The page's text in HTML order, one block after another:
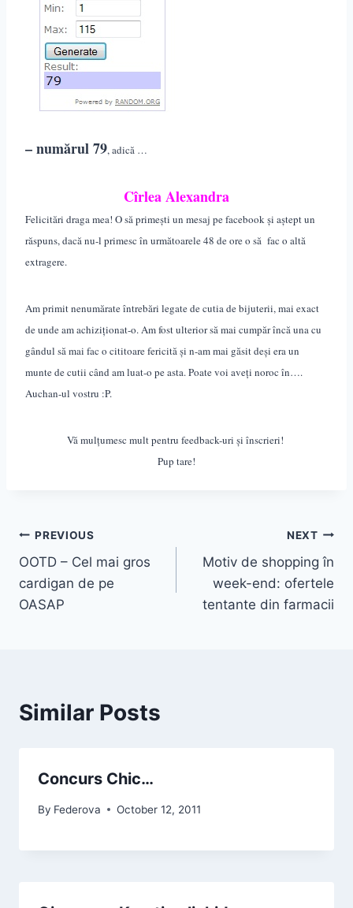
– numărul 79, adică …
Cîrlea Alexandra
Felicitări draga mea! O să primești un mesaj pe facebook și aștept un
răspuns, dacă nu-l primesc în următoarele 48 de ore o să fac o altă
extragere.
Am primit nenumărate întrebări legate de cutia de bijuterii, mai exact
de unde am achiziționat-o. Am fost ulterior să mai cumpăr încă una cu
gândul să mai fac o cititoare fericită și n-am mai găsit deși era un
munte de cutii când am luat-o pe asta. Poate voi aveți noroc în….
Auchan-ul vostru :P.
Vă mulțumesc mult pentru feedback-uri și înscrieri!
Pup tare!
Post
navigation
PREVIOUS
OOTD – Cel mai gros
cardigan de pe
OASAP
NEXT
Motiv de shopping în
week-end: ofertele
tentante din farmacii
Similar Posts
Concurs Chic…
By Federova October 12, 2011